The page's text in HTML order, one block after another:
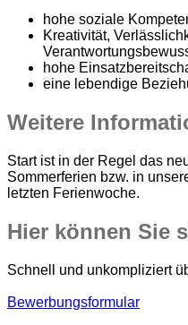
hohe soziale
Kreativität,
hohe
eine lebendige
Weitere
Start ist in der Regel das
Sommerferien bzw. in
letzten Ferienwoche.
Hier können Sie
Schnell und unkompliziert
Bewerbungsformular